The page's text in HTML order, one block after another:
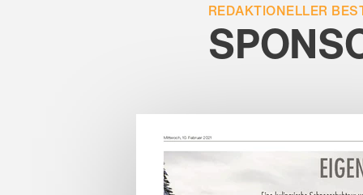
REDAKTIONELLER